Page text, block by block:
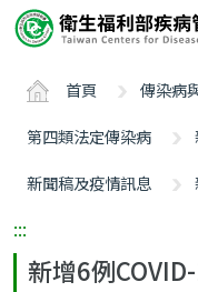
要
ALT+C
首頁 傳染病
第四類法定傳染病
新聞稿及疫情訊息
:::
新增6例